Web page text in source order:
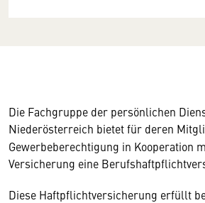
Die Fachgruppe der persönlichen
Niederösterreich bietet für deren
Gewerbe­be­rechtigung in Kooperation
Versicherung eine
Diese Haftpflichtversicherung erfüllt